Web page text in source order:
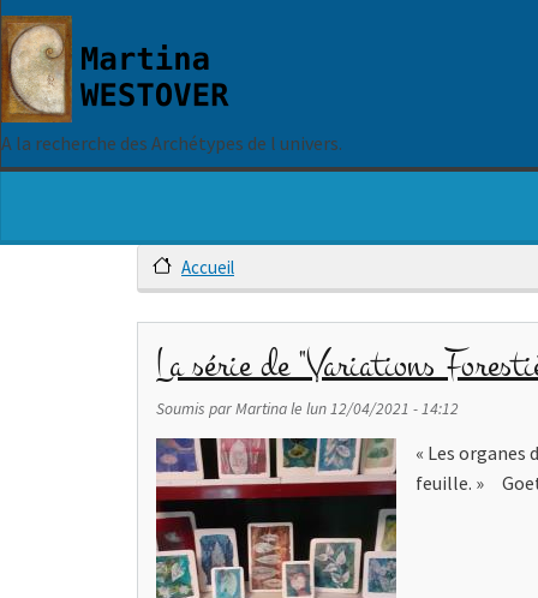
Aller au contenu principal
A la recherche des Archétypes de l univers.
Accueil
La série de "Variations
Soumis parMartinale lun 12/04/2021 - 14:12
« Les
feuille. »